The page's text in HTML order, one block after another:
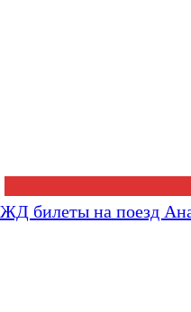
ЖД билеты на поезд